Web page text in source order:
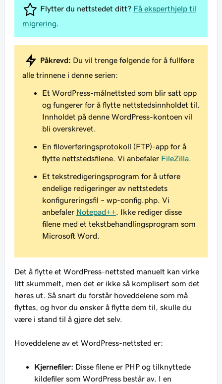
Flytter du nettstedet ditt? Få eksperthjelp til
migrering
Påkrevd: Du vil trenge følgende for å fullføre
alle trinnene i denne serien:
Et WordPress-målnettsted som blir satt opp
og fungerer for å flytte nettstedsinnholdet til.
Innholdet på denne WordPress-kontoen vil
bli overskrevet.
En filoverføringsprotokoll (FTP)-app for å
flytte nettstedsfilene. Vi anbefaler FileZilla
Et tekstredigeringsprogram for å utføre
endelige redigeringer av nettstedets
konfigureringsfil – wp-config.php. Vi
anbefaler Notepad++ . Ikke rediger disse
filene med et tekstbehandlingsprogram som
Microsoft Word.
Det å flytte et WordPress-nettsted manuelt kan virke
litt skummelt, men det er ikke så komplisert som det
høres ut. Så snart du forstår hoveddelene som må
flyttes, og hvor du ønsker å flytte dem til, skulle du
være i stand til å gjøre det selv.
Hoveddelene av et WordPress-nettsted er:
Kjernefiler: Disse filene er PHP og tilknyttede
kildefiler som WordPress består av. I en